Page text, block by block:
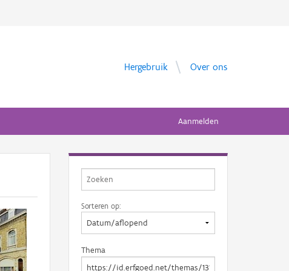
Hergebruik Over ons
Aanmelden
Sorteren op:
Thema